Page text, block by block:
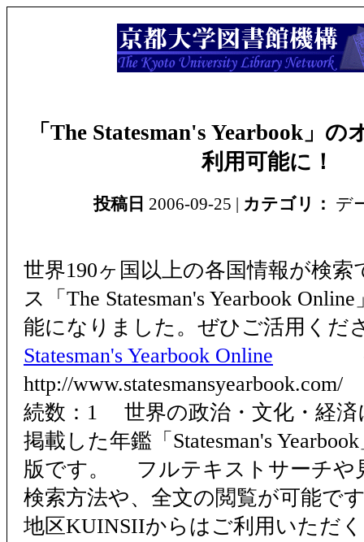
「The Statesman's Yearbook」
利用可能に！
投稿日 2006-09-25 | カテゴリ： デ
世界190ヶ国以上の各国情報が検
ス「The Statesman's Yearbook
能になりました。ぜひご活用く
Statesman's Yearbook Online
http://
続数：1 世界の政治・文化・経済
掲載した年鑑「Statesman's
版です。 フルテキストサーチや
検索方法や、全文の閲覧が可能
地区KUINSIIからはご利用いただ